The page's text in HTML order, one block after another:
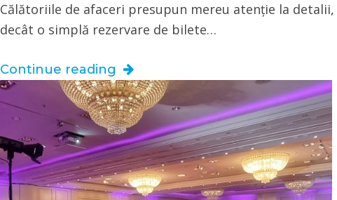
Călătoriile de afaceri presupun mereu atenție la
decât o simplă rezervare de bilete…
Continue reading